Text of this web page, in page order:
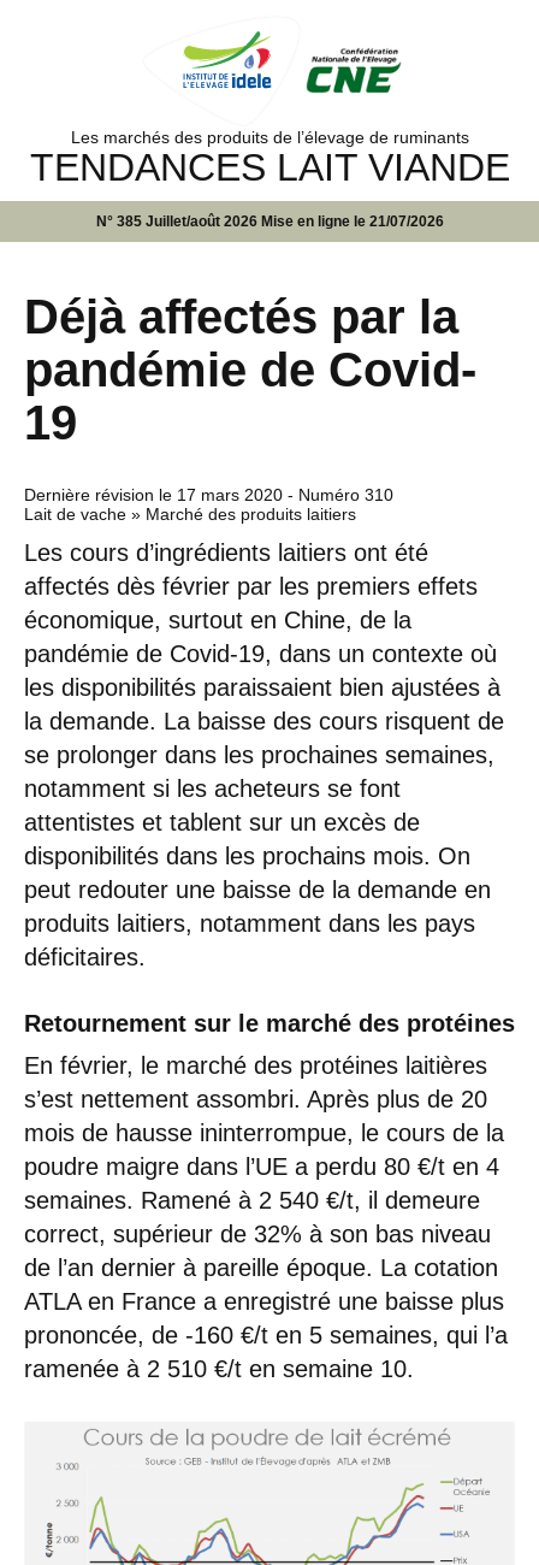
Les marchés des produits de l’élevage de ruminants
TENDANCES LAIT VIANDE
N° 385 Juillet/août 2026 Mise en ligne le 21/07/2026
Déjà affectés par la
pandémie de Covid-
19
Dernière révision le 17 mars 2020 - Numéro 310
Lait de vache » Marché des produits laitiers
Les cours d’ingrédients laitiers ont été
affectés dès février par les premiers effets
économique, surtout en Chine, de la
pandémie de Covid-19, dans un contexte où
les disponibilités paraissaient bien ajustées à
la demande. La baisse des cours risquent de
se prolonger dans les prochaines semaines,
notamment si les acheteurs se font
attentistes et tablent sur un excès de
disponibilités dans les prochains mois. On
peut redouter une baisse de la demande en
produits laitiers, notamment dans les pays
déficitaires.
Retournement sur le marché des protéines
En février, le marché des protéines laitières
s’est nettement assombri. Après plus de 20
mois de hausse ininterrompue, le cours de la
poudre maigre dans l’UE a perdu 80 €/t en 4
semaines. Ramené à 2 540 €/t, il demeure
correct, supérieur de 32% à son bas niveau
de l’an dernier à pareille époque. La cotation
ATLA en France a enregistré une baisse plus
prononcée, de -160 €/t en 5 semaines, qui l’a
ramenée à 2 510 €/t en semaine 10.